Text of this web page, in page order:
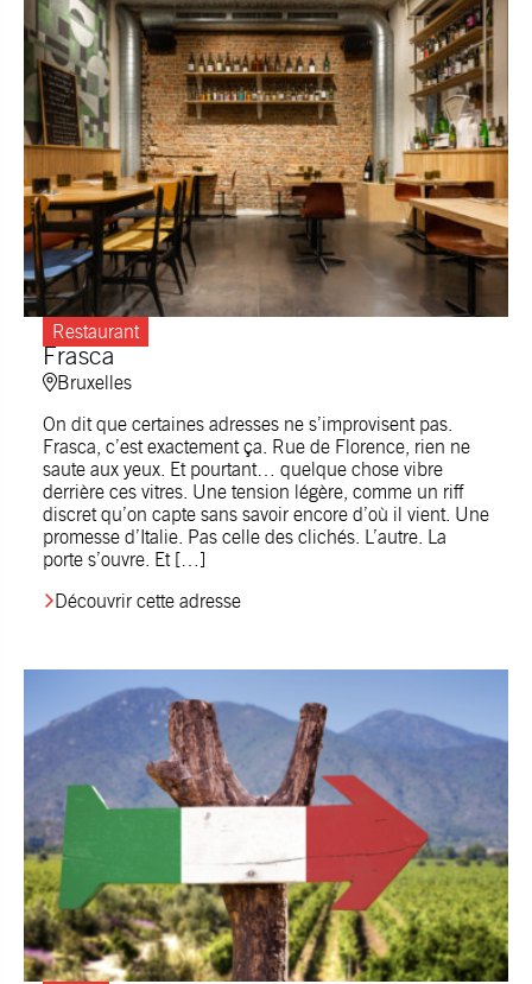
Frasca
Restaurant
Bruxelles
On dit que certaines adresses ne s’improvisent pas.
Frasca, c’est exactement ça. Rue de Florence, rien ne
saute aux yeux. Et pourtant… quelque chose vibre
derrière ces vitres. Une tension légère, comme un riff
discret qu’on capte sans savoir encore d’où il vient. Une
promesse d’Italie. Pas celle des clichés. L’autre. La
porte s’ouvre. Et […]
Découvrir cette adresse